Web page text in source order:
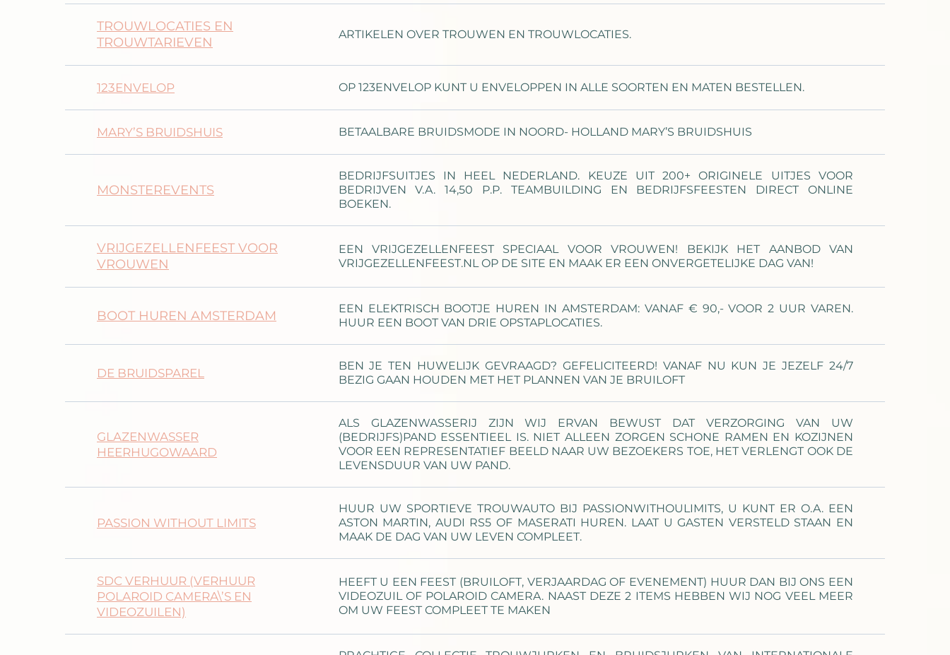
TROUWLOCATIES EN
TROUWTARIEVEN
ARTIKELEN OVER TROUWEN EN TROUWLOCATIES.
123ENVELOP OP 123ENVELOP KUNT U ENVELOPPEN IN ALLE SOORTEN EN MATEN BESTELLEN.
MARY’S BRUIDSHUIS BETAALBARE BRUIDSMODE IN NOORD- HOLLAND MARY’S BRUIDSHUIS
MONSTEREVENTS
BEDRIJFSUITJES IN HEEL NEDERLAND. KEUZE UIT 200+ ORIGINELE UITJES VOOR
BEDRIJVEN V.A. 14,50 P.P. TEAMBUILDING EN BEDRIJFSFEESTEN DIRECT ONLINE
BOEKEN.
VRIJGEZELLENFEEST VOOR
VROUWEN
EEN VRIJGEZELLENFEEST SPECIAAL VOOR VROUWEN! BEKIJK HET AANBOD VAN
VRIJGEZELLENFEEST.NL OP DE SITE EN MAAK ER EEN ONVERGETELIJKE DAG VAN!
BOOT HUREN AMSTERDAM
EEN ELEKTRISCH BOOTJE HUREN IN AMSTERDAM: VANAF € 90,- VOOR 2 UUR VAREN.
HUUR EEN BOOT VAN DRIE OPSTAPLOCATIES.
DE BRUIDSPAREL
BEN JE TEN HUWELIJK GEVRAAGD? GEFELICITEERD! VANAF NU KUN JE JEZELF 24/7
BEZIG GAAN HOUDEN MET HET PLANNEN VAN JE BRUILOFT
GLAZENWASSER
HEERHUGOWAARD
ALS GLAZENWASSERIJ ZIJN WIJ ERVAN BEWUST DAT VERZORGING VAN UW
(BEDRIJFS)PAND ESSENTIEEL IS. NIET ALLEEN ZORGEN SCHONE RAMEN EN KOZIJNEN
VOOR EEN REPRESENTATIEF BEELD NAAR UW BEZOEKERS TOE, HET VERLENGT OOK DE
LEVENSDUUR VAN UW PAND.
PASSION WITHOUT LIMITS
HUUR UW SPORTIEVE TROUWAUTO BIJ PASSIONWITHOULIMITS, U KUNT ER O.A. EEN
ASTON MARTIN, AUDI RS5 OF MASERATI HUREN. LAAT U GASTEN VERSTELD STAAN EN
MAAK DE DAG VAN UW LEVEN COMPLEET.
SDC VERHUUR (VERHUUR
POLAROID CAMERA\’S EN
VIDEOZUILEN)
HEEFT U EEN FEEST (BRUILOFT, VERJAARDAG OF EVENEMENT) HUUR DAN BIJ ONS EEN
VIDEOZUIL OF POLAROID CAMERA. NAAST DEZE 2 ITEMS HEBBEN WIJ NOG VEEL MEER
OM UW FEEST COMPLEET TE MAKEN